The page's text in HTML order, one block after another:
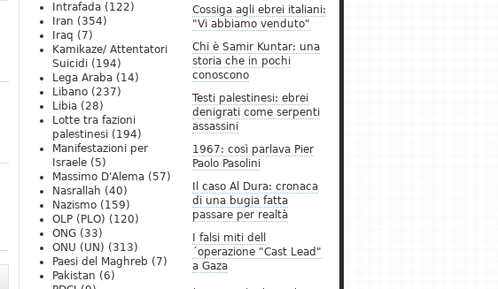
Cossiga agli ebrei italiani:
"Vi abbiamo venduto"
Chi è Samir Kuntar: una
storia che in pochi
conoscono
Testi palestinesi: ebrei
denigrati come serpenti
assassini
1967: così parlava Pier
Paolo Pasolini
Il caso Al Dura: cronaca
di una bugia fatta
passare per realtà
I falsi miti dell
´operazione "Cast Lead"
a Gaza
Intrafada (122)
Iran (354)
Iraq (7)
Kamikaze/ Attentatori
Suicidi (194)
Lega Araba (14)
Libano (237)
Libia (28)
Lotte tra fazioni
palestinesi (194)
Manifestazioni per
Israele (5)
Massimo D'Alema (57)
Nasrallah (40)
Nazismo (159)
OLP (PLO) (120)
ONG (33)
ONU (UN) (313)
Paesi del Maghreb (7)
Pakistan (6)